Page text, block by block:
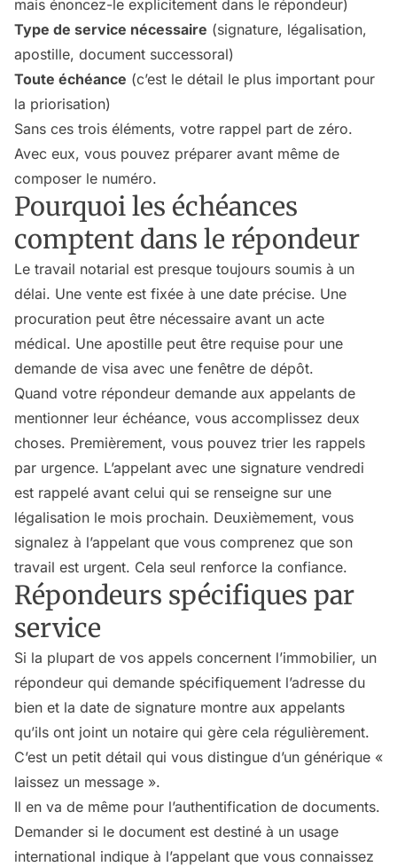
mais énoncez-le explicitement dans le répondeur)
Type de service nécessaire (signature, légalisation,
apostille, document successoral)
Toute échéance (c’est le détail le plus important pour
la priorisation)
Sans ces trois éléments, votre rappel part de zéro.
Avec eux, vous pouvez préparer avant même de
composer le numéro.
Pourquoi les échéances
comptent dans le répondeur
Le travail notarial est presque toujours soumis à un
délai. Une vente est fixée à une date précise. Une
procuration peut être nécessaire avant un acte
médical. Une apostille peut être requise pour une
demande de visa avec une fenêtre de dépôt.
Quand votre répondeur demande aux appelants de
mentionner leur échéance, vous accomplissez deux
choses. Premièrement, vous pouvez trier les rappels
par urgence. L’appelant avec une signature vendredi
est rappelé avant celui qui se renseigne sur une
légalisation le mois prochain. Deuxièmement, vous
signalez à l’appelant que vous comprenez que son
travail est urgent. Cela seul renforce la confiance.
Répondeurs spécifiques par
service
Si la plupart de vos appels concernent l’immobilier, un
répondeur qui demande spécifiquement l’adresse du
bien et la date de signature montre aux appelants
qu’ils ont joint un notaire qui gère cela régulièrement.
C’est un petit détail qui vous distingue d’un générique «
laissez un message ».
Il en va de même pour l’authentification de documents.
Demander si le document est destiné à un usage
international indique à l’appelant que vous connaissez